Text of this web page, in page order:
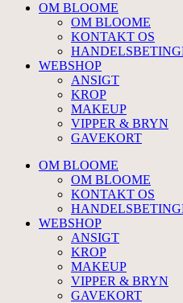
OM BLOOME
OM BLOOME
KONTAKT OS
WEBSHOP
ANSIGT
KROP
MAKEUP
VIPPER & BRYN
GAVEKORT
OM BLOOME
OM BLOOME
KONTAKT OS
WEBSHOP
ANSIGT
KROP
MAKEUP
VIPPER & BRYN
GAVEKORT